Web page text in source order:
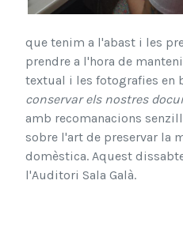
que tenim a l'abast i les
prendre a l'hora de
textual i les fotografies en
conservar els nostres
amb recomanacions
sobre l'art de preservar la
domèstica. Aquest
l'Auditori Sala Galà.